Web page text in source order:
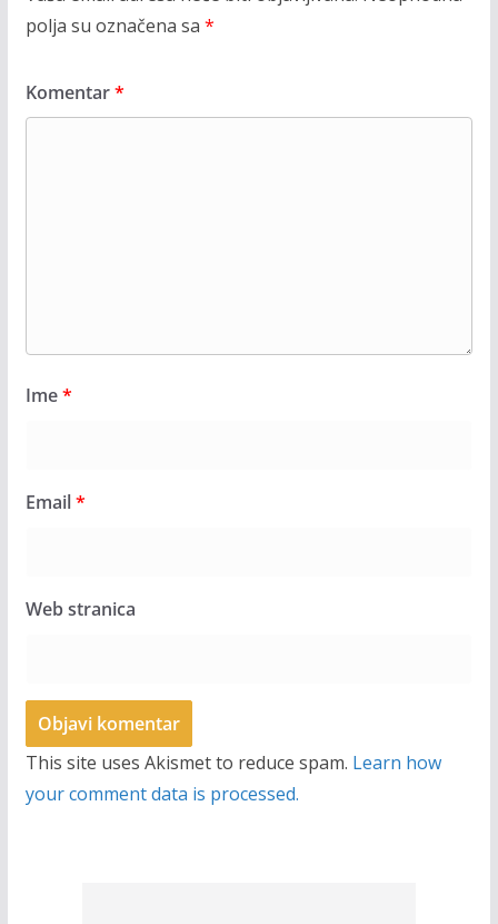
polja su označena sa *
Komentar*
Ime*
Email*
Web stranica
This site uses Akismet to reduce spam. Learn how
your comment data is processed.